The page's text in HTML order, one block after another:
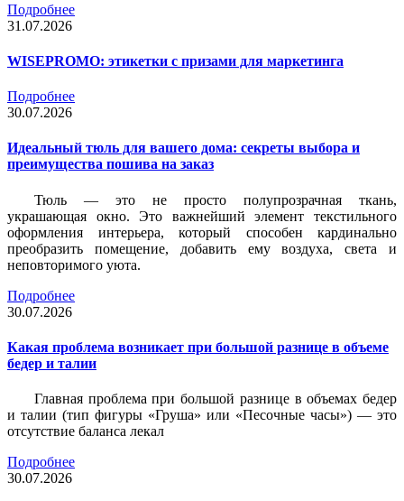
Подробнее
31.07.2026
WISEPROMO: этикетки с призами для маркетинга
Подробнее
30.07.2026
Идеальный тюль для вашего дома: секреты выбора и
преимущества пошива на заказ
Тюль — это не просто полупрозрачная ткань,
украшающая окно. Это важнейший элемент текстильного
оформления интерьера, который способен кардинально
преобразить помещение, добавить ему воздуха, света и
неповторимого уюта.
Подробнее
30.07.2026
Какая проблема возникает при большой разнице в объеме
бедер и талии
Главная проблема при большой разнице в объемах бедер
и талии (тип фигуры «Груша» или «Песочные часы») — это
отсутствие баланса лекал
Подробнее
30.07.2026